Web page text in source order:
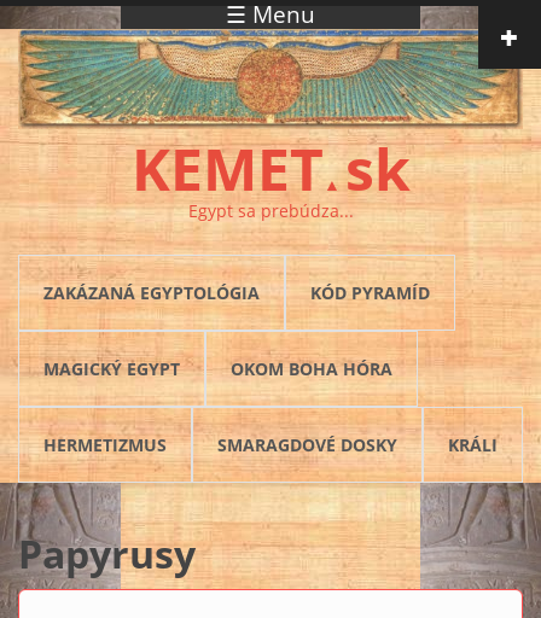
Skočiť na hlavný obsah ☰ Menu
KEMET▲ sk
Egypt sa prebúdza...
ZAKÁZANÁ EGYPTOLÓGIA KÓD PYRAMÍD
MAGICKÝ EGYPT OKOM BOHA HÓRA
HERMETIZMUS SMARAGDOVÉ DOSKY KRÁLI
Papyrusy